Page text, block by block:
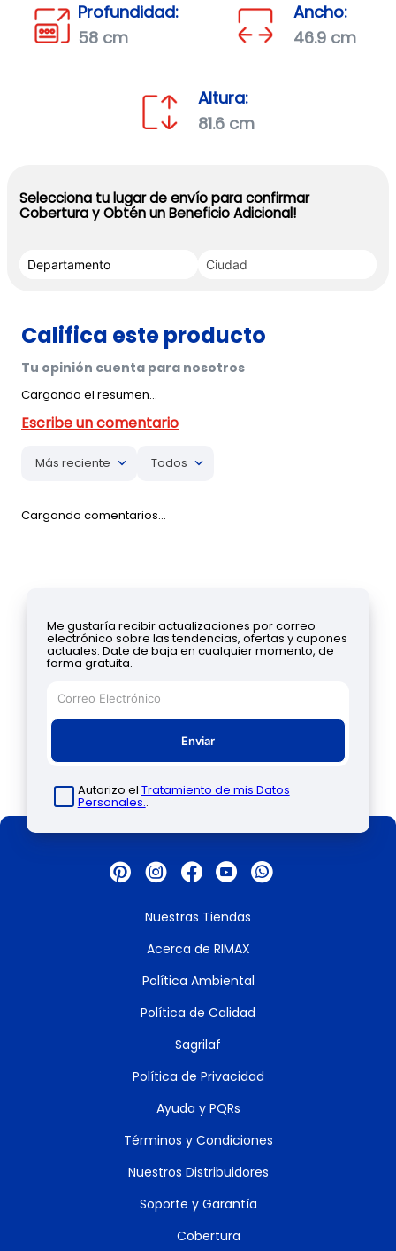
Profundidad:
58 cm
Ancho:
46.9 cm
Altura:
81.6 cm
Selecciona tu lugar de envío para confirmar
Cobertura y Obtén un Beneficio Adicional!
Cargando el resumen…
Más reciente Todos
Cargando comentarios…
Me gustaría recibir actualizaciones por correo
electrónico sobre las tendencias, ofertas y cupones
actuales. Date de baja en cualquier momento, de
forma gratuita.
Enviar
Autorizo el Tratamiento de mis Datos
Personales..
Nuestras Tiendas
Acerca de RIMAX
Política Ambiental
Política de Calidad
Sagrilaf
Política de Privacidad
Ayuda y PQRs
Términos y Condiciones
Nuestros Distribuidores
Soporte y Garantía
Cobertura